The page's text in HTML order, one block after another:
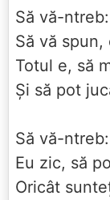
Să vă-
Să vă
Totul e, să
Și să pot
Să vă-
Eu zic, să
Oricât